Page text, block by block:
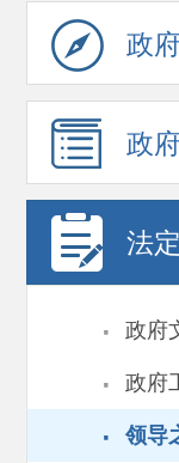
政
政
法
· 政府
· 政府
· 领导